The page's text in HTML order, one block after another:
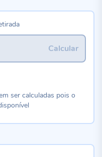
Calcular
ser calculadas pois o